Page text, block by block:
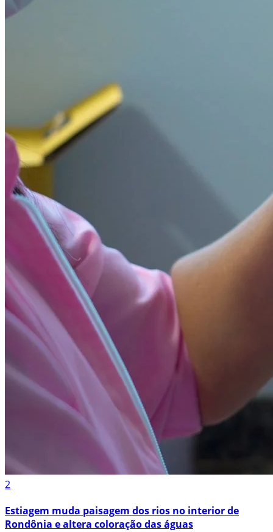
2
Estiagem muda paisagem dos rios no interior de
Rondônia e altera coloração das águas